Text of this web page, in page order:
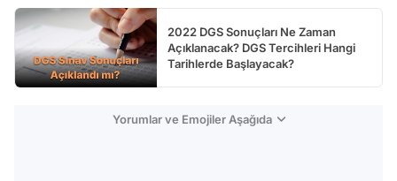
2022 DGS Sonuçları Ne Zaman
Açıklanacak? DGS Tercihleri Hangi
Tarihlerde Başlayacak?
Yorumlar ve Emojiler Aşağıda